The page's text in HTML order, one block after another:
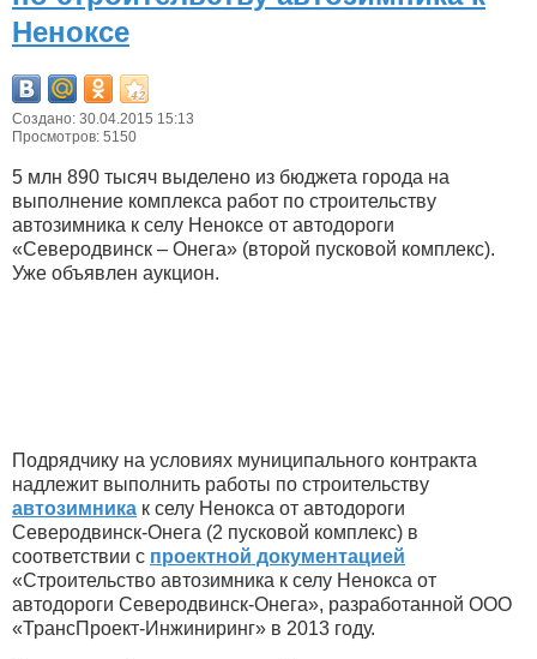
Неноксе
Создано: 30.04.2015 15:13
Просмотров: 5150
5 млн 890 тысяч выделено из бюджета города на
выполнение комплекса работ по строительству
автозимника к селу Неноксе от автодороги
«Северодвинск – Онега» (второй пусковой комплекс).
Уже объявлен аукцион.
Подрядчику на условиях муниципального контракта
надлежит выполнить работы по строительству
автозимника к селу Ненокса от автодороги
Северодвинск-Онега (2 пусковой комплекс) в
соответствии с проектной документацией
«Строительство автозимника к селу Ненокса от
автодороги Северодвинск-Онега», разработанной ООО
«ТрансПроект-Инжиниринг» в 2013 году.